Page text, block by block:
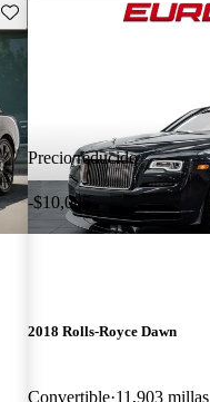
Guarda este Aviso
Precio reducido
-$10,085
2018 Rolls-Royce Dawn
Convertible 11,903 millas